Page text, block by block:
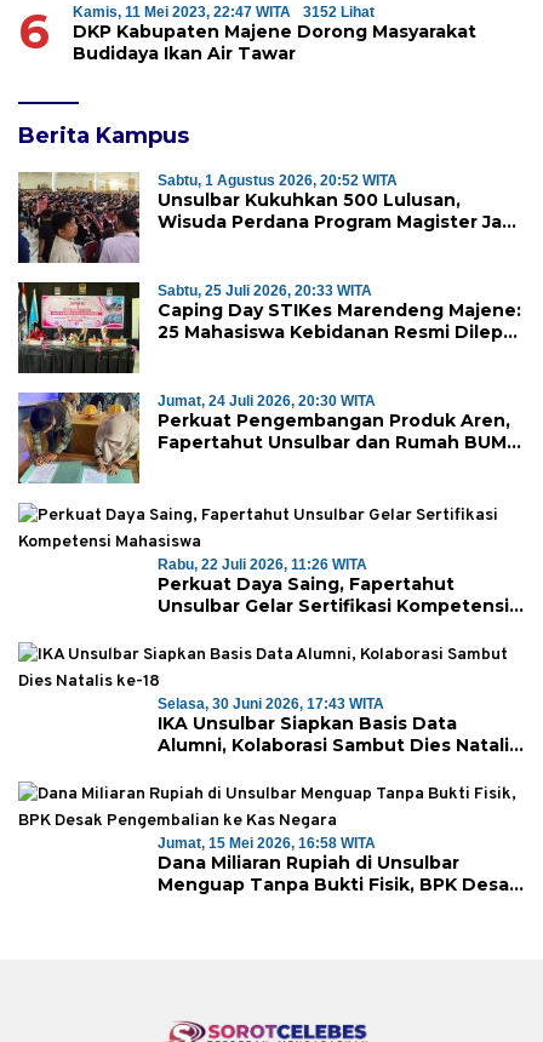
6 Kamis, 11 Mei 2023, 22:47 WITA 3152 Lihat
DKP Kabupaten Majene Dorong Masyarakat
Budidaya Ikan Air Tawar
Berita Kampus
Sabtu, 1 Agustus 2026, 20:52 WITA
Unsulbar Kukuhkan 500 Lulusan,
Wisuda Perdana Program Magister Jadi
Sabtu, 25 Juli 2026, 20:33 WITA
Caping Day STIKes Marendeng Majene:
25 Mahasiswa Kebidanan Resmi Dilepas
Jumat, 24 Juli 2026, 20:30 WITA
Perkuat Pengembangan Produk Aren,
Fapertahut Unsulbar dan Rumah BUMN
Rabu, 22 Juli 2026, 11:26 WITA
Perkuat Daya Saing, Fapertahut
Unsulbar Gelar Sertifikasi Kompetensi
Selasa, 30 Juni 2026, 17:43 WITA
IKA Unsulbar Siapkan Basis Data
Alumni, Kolaborasi Sambut Dies Natalis
Jumat, 15 Mei 2026, 16:58 WITA
Dana Miliaran Rupiah di Unsulbar
Menguap Tanpa Bukti Fisik, BPK Desak